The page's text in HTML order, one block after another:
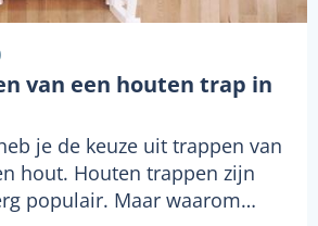
van een houten trap in
je de keuze uit trappen van
hout. Houten trappen zijn
populair. Maar waarom…